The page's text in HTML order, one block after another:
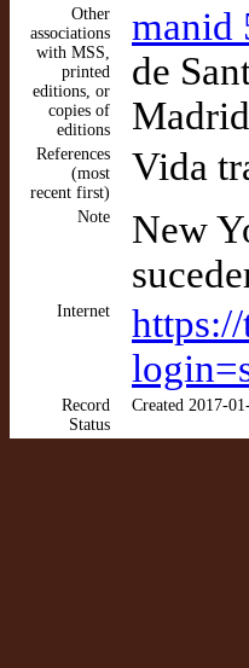
Other
associations
with MSS,
printed
editions, or
copies of
editions
manid
de
References
(most
recent first)
Vida
Note
New
Internet
Record
Status
Created 2017-